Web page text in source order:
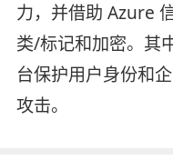
力，并借助 Azure
类/标记和加密。其
台保护用户身份和
攻击。